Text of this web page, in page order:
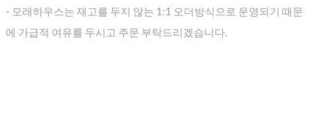
- 모래하우스는 재고를 두지 않는 1:1 오더방식으로 운영되기 때문
에 가급적 여유를 두시고 주문 부탁드리겠습니다.